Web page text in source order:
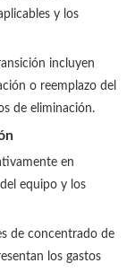
y los
incluyen
o reemplazo del
de eliminación.
en
equipo y los
de concentrado de
los gastos